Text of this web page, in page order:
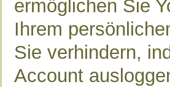
ermöglichen Sie
Ihrem
Sie verhindern,
Account